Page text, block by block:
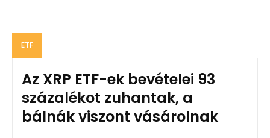
ETF
Az XRP ETF-ek bevételei 93
százalékot zuhantak, a
bálnák viszont vásárolnak